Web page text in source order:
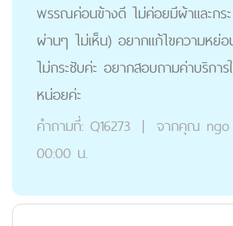
พรรณค่อนข้างดี ไม่ค่อยมีผ้าและกร
ผ่านๆ ไม่เห็น) อยากแก้ไขความหย่
ไม่กระชับค่ะ อยากสอบถามค่าบริการ
หน่อยค่ะ
คำถามที่: Q16273 | จากคุณ ngo
00:00 น.